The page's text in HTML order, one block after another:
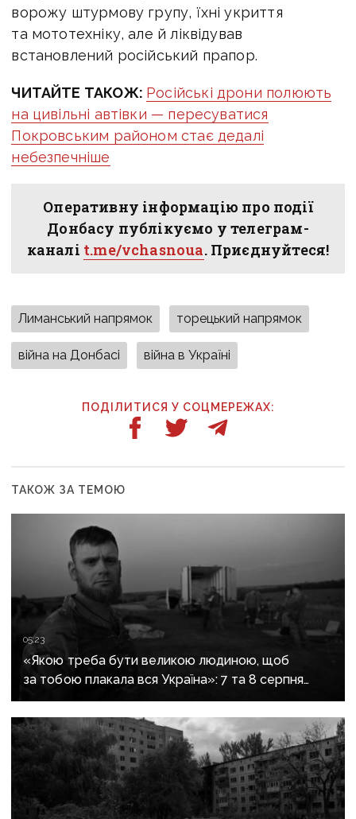
ворожу штурмову групу, їхні укриття
та мототехніку, але й ліквідував
встановлений російський прапор.
ЧИТАЙТЕ ТАКОЖ: Російські дрони полюють
на цивільні автівки — пересуватися
Покровським районом стає дедалі
небезпечніше
Оперативну інформацію про події
Донбасу публікуємо у телеграм-
каналі t.me/vchasnoua. Приєднуйтеся!
Лиманський напрямок торецький напрямок
війна на Донбасі війна в Україні
ПОДІЛИТИСЯ У СОЦМЕРЕЖАХ:
ТАКОЖ ЗА ТЕМОЮ
05:23
«Якою треба бути великою людиною, щоб
за тобою плакала вся Україна»: 7 та 8 серпня
прощаються із засновником організації
«Плацдарм» Олексієм Юковим